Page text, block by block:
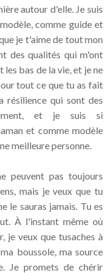
autour d'elle. Je suis
comme guide et
je t'aime de tout mon
des qualités qui m'ont
les bas de la vie, et je ne
tout ce que tu as fait
qui sont des
et je suis si
et comme modèle
meilleure personne.
peuvent pas toujours
mais je veux que tu
le sauras jamais. Tu es
À l'instant même où
je veux que tusaches à
boussole, ma source
Je promets de chérir